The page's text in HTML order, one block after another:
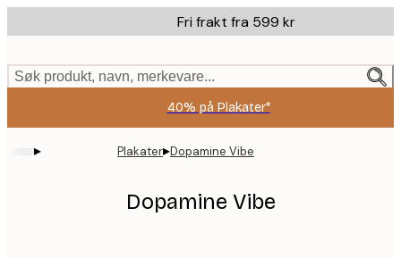
to
content.
Fri frakt fra 599 kr
Søk produkt, navn, merkevare...
40% på Plakater*
▸ Plakater▸Dopamine Vibe
Dopamine Vibe